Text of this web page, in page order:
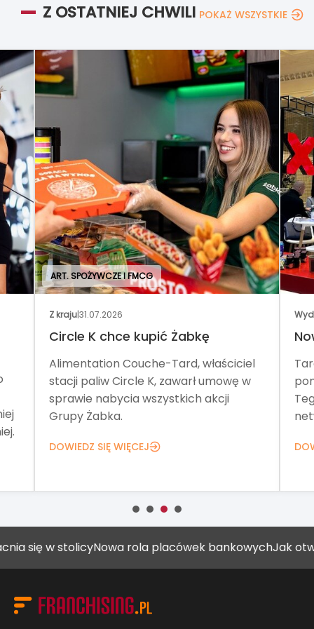
Z OSTATNIEJ CHWILI POKAŻ WSZYSTKIE
ART. SPOŻYWCZE I FMCG
Z kraju|31.07.2026
Circle K chce kupić Żabkę
Alimentation Couche-Tard, właściciel
stacji paliw Circle K, zawarł umowę w
sprawie nabycia wszystkich akcji
Grupy Żabka.
DOWIEDZ SIĘ WIĘCEJ
w stolicyNowa rola placówek bankowychJak